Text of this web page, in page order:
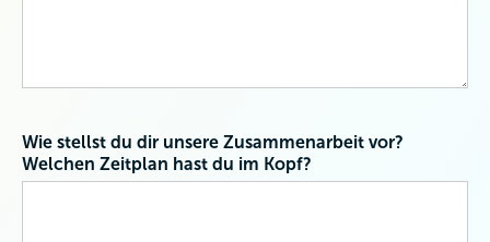
Wie stellst du dir unsere Zusammenarbeit vor?
Welchen Zeitplan hast du im Kopf?